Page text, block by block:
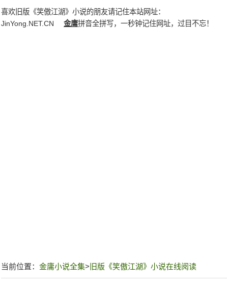
喜欢旧版《笑傲江湖》小说的朋友请记住本站网址：
JinYong.NET.CN
金庸拼音全拼写，一秒钟记住网址，过目不忘！
当前位置： 金庸小说全集> 旧版《笑傲江湖》小说在线阅读